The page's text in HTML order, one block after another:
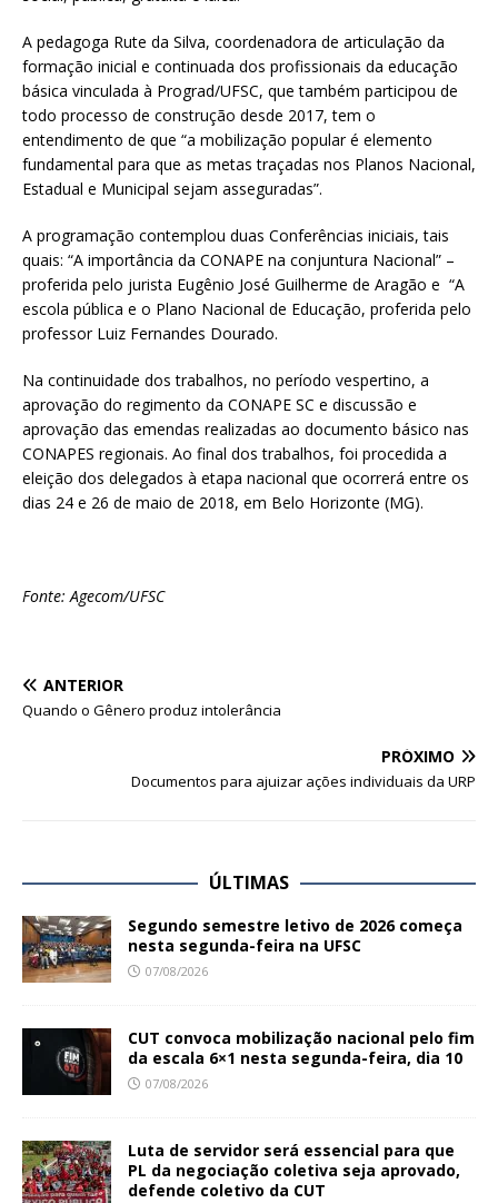
A pedagoga Rute da Silva, coordenadora de articulação da
formação inicial e continuada dos profissionais da educação
básica vinculada à Prograd/UFSC, que também participou de
todo processo de construção desde 2017, tem o
entendimento de que “a mobilização popular é elemento
fundamental para que as metas traçadas nos Planos Nacional,
Estadual e Municipal sejam asseguradas”.
A programação contemplou duas Conferências iniciais, tais
quais: “A importância da CONAPE na conjuntura Nacional” –
proferida pelo jurista Eugênio José Guilherme de Aragão e “A
escola pública e o Plano Nacional de Educação, proferida pelo
professor Luiz Fernandes Dourado.
Na continuidade dos trabalhos, no período vespertino, a
aprovação do regimento da CONAPE SC e discussão e
aprovação das emendas realizadas ao documento básico nas
CONAPES regionais. Ao final dos trabalhos, foi procedida a
eleição dos delegados à etapa nacional que ocorrerá entre os
dias 24 e 26 de maio de 2018, em Belo Horizonte (MG).
Fonte: Agecom/UFSC
ANTERIOR
Quando o Gênero produz intolerância
PRÓXIMO
Documentos para ajuizar ações individuais da URP
ÚLTIMAS
Segundo semestre letivo de 2026 começa
nesta segunda-feira na UFSC
07/08/2026
CUT convoca mobilização nacional pelo fim
da escala 6×1 nesta segunda-feira, dia 10
07/08/2026
Luta de servidor será essencial para que
PL da negociação coletiva seja aprovado,
defende coletivo da CUT